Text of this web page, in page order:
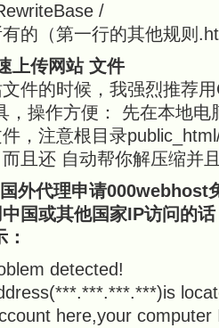
/
的（第一行的其他规则
上传网站 文件
件的时候，我强烈推荐
，操作方便： 先在本地电
，注意根目录
且还 自动帮你解压缩并
外代理申请000webhost
国或其他国家IP访问的
detected!
here,your computer